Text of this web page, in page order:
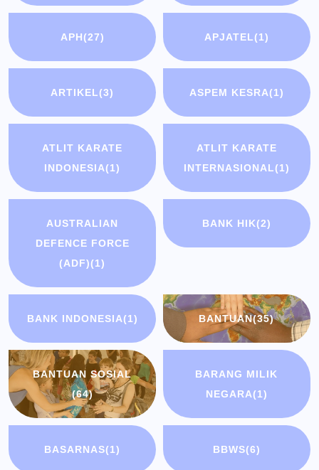
APH(27) APJATEL(1)
ARTIKEL(3) ASPEM KESRA(1)
ATLIT KARATE
INDONESIA(1)
ATLIT KARATE
INTERNASIONAL(1)
AUSTRALIAN
DEFENCE FORCE
(ADF)(1)
BANK HIK(2)
BANK INDONESIA(1) BANTUAN(35)
BANTUAN SOSIAL
(64)
BARANG MILIK
NEGARA(1)
BASARNAS(1) BBWS(6)